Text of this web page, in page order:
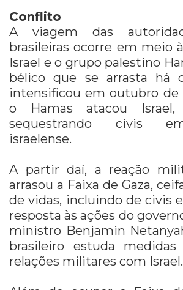
Conflito
A viagem das
brasileiras ocorre em meio
Israel e o grupo palestino
bélico que se arrasta há
intensificou em outubro de
o Hamas atacou
sequestrando civis
israelense.
A partir daí, a reação
arrasou a Faixa de Gaza,
de vidas, incluindo de civis
resposta às ações do
ministro Benjamin
brasileiro estuda
relações militares com Israel.